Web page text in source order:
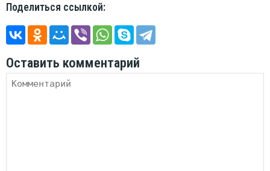
Поделиться ссылкой:
Оставить комментарий